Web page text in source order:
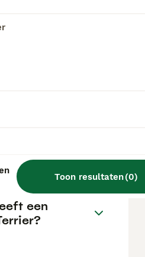
Toon resultaten(0)
een Australische
ligt rond de €700
afhankelijk van
van een
een